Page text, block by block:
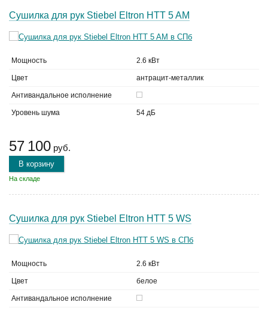
Сушилка для рук Stiebel Eltron HTT 5 AM
Мощность 2.6 кВт
Цвет антрацит-металлик
Антивандальное исполнение
Уровень шума 54 дБ
57 100 руб.
В корзину
На складе
Сушилка для рук Stiebel Eltron HTT 5 WS
Мощность 2.6 кВт
Цвет белое
Антивандальное исполнение